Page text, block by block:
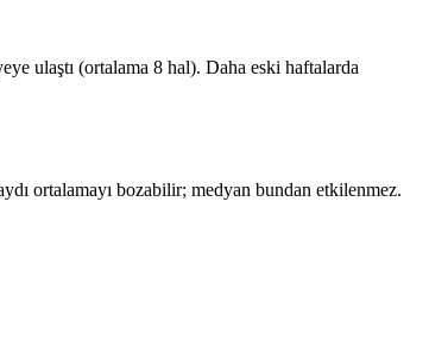
ulaştı (ortalama 8 hal). Daha eski haftalarda
ortalamayı bozabilir; medyan bundan etkilenmez.